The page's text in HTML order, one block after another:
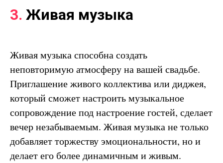
3. Живая музыка
Живая музыка способна создать
неповторимую атмосферу на вашей свадьбе.
Приглашение живого коллектива или диджея,
который сможет настроить музыкальное
сопровождение под настроение гостей, сделает
вечер незабываемым. Живая музыка не только
добавляет торжеству эмоциональности, но и
делает его более динамичным и живым.